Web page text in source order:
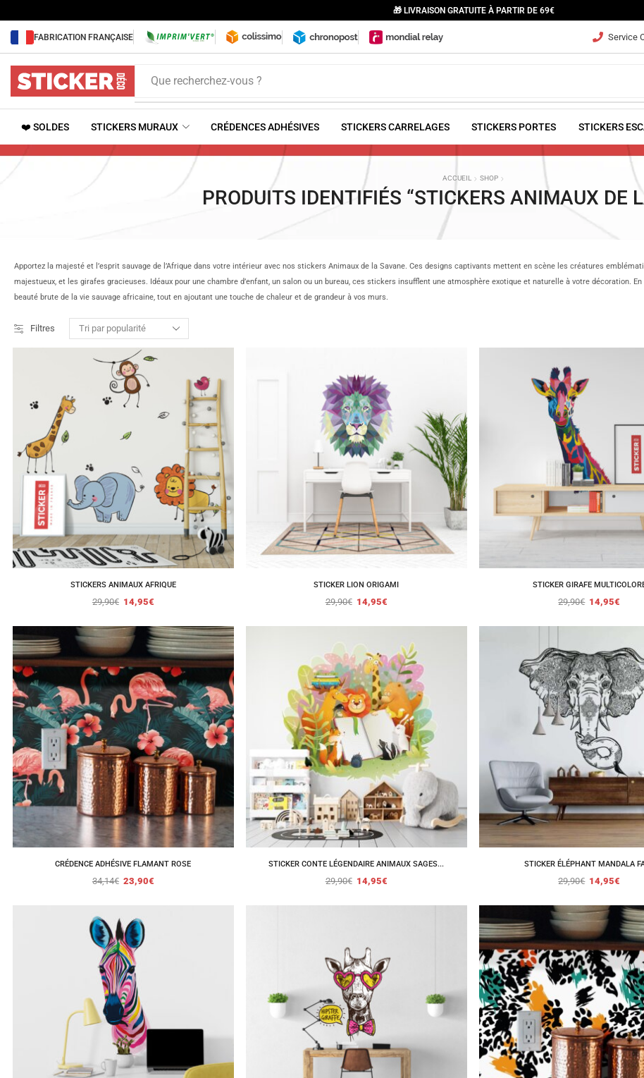
🎁 LIVRAISON GRATUITE À PARTIR DE 69€
FABRICATION FRANÇAISE Service
Que recherchez-vous ?
❤️ SOLDES STICKERS MURAUX CRÉDENCES ADHÉSIVES STICKERS CARRELAGES STICKERS PORTES STICKERS
ACCUEIL SHOP
PRODUITS IDENTIFIÉS “STICKERS ANIMAUX DE
Apportez la majesté et l’esprit sauvage de l’Afrique dans votre intérieur avec nos stickers Animaux de la Savane. Ces designs captivants mettent en scène les créatures
majestueux, et les girafes gracieuses. Idéaux pour une chambre d’enfant, un salon ou un bureau, ces stickers insufflent une atmosphère exotique et naturelle à votre décoration.
beauté brute de la vie sauvage africaine, tout en ajoutant une touche de chaleur et de grandeur à vos murs.
Filtres
STICKERS ANIMAUX AFRIQUE
29,90€ 14,95€
STICKER LION ORIGAMI
29,90€ 14,95€
STICKER GIRAFE
29,90€ 14,95€
CRÉDENCE ADHÉSIVE FLAMANT ROSE
34,14€ 23,90€
STICKER CONTE LÉGENDAIRE ANIMAUX SAGES...
29,90€ 14,95€
STICKER ÉLÉPHANT MANDALA
29,90€ 14,95€